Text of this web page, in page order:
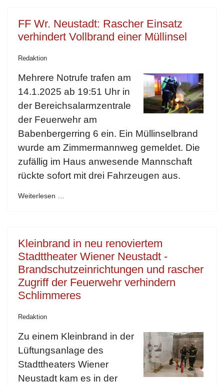
FF Wr. Neustadt: Rascher Einsatz
verhindert Vollbrand einer Müllinsel
Redaktion
Mehrere Notrufe trafen am
14.1.2025 ab 19:51 Uhr in
der Bereichsalarmzentrale
der Feuerwehr am
Babenbergerring 6 ein. Ein Müllinselbrand
wurde am Zimmermannweg gemeldet. Die
zufällig im Haus anwesende Mannschaft
rückte sofort mit drei Fahrzeugen aus.
Weiterlesen …
Kleinbrand in neu renoviertem
Stadttheater Wiener Neustadt -
Brandschutzeinrichtungen und rascher
Zugriff der Feuerwehr verhindern
Schlimmeres
Redaktion
Zu einem Kleinbrand in der
Lüftungsanlage des
Stadttheaters Wiener
Neustadt kam es in der